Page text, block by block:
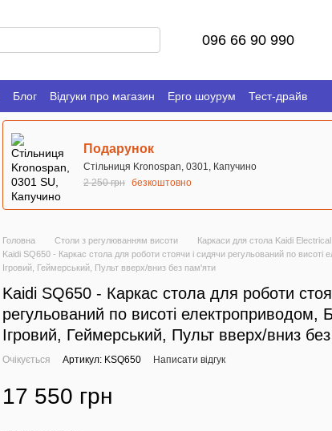
096 66 90 990
Блог Відгуки про магазин Ерго шоурум
Тест-драйв
Подарунок
Стільниця Kronospan, 0301, Капучино
2 250 грн безкоштовно
Головна Столи з регулюванням висоти
Каркаси для стола Kaidi Electrical
Kaidi SQ650 - Каркас стола для роботи стоячи і сидячи регульований по висоті
Ігровий, Геймерський, Пульт вверх/вниз без пам'яти
Kaidi SQ650 - Каркас стола для роботи
регульований по висоті електроприводом,
Ігровий, Геймерський, Пульт вверх/вниз
Очікується Артикул: KSQ650 Написати відгук
17 550 грн